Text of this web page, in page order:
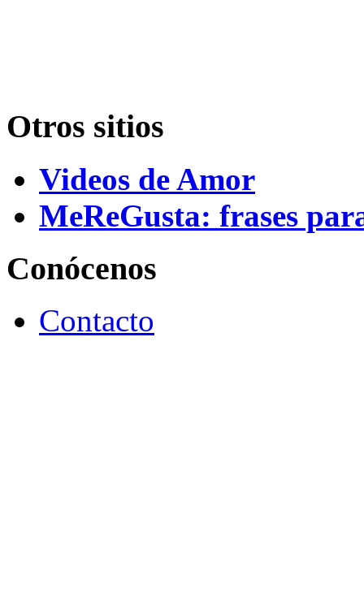
Otros sitios
Videos de Amor
MeReGusta: frases
Conócenos
Contacto